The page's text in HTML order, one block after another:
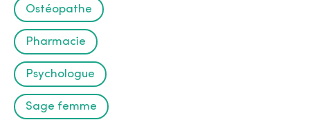
Ostéopathe
Pharmacie
Psychologue
Sage femme